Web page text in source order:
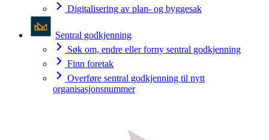
Digitalisering av plan- og byggesak
Sentral godkjenning
Søk om, endre eller forny sentral godkjenning
Finn foretak
Overføre sentral godkjenning til nytt
organisasjonsnummer